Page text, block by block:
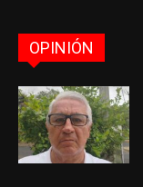
OPINIÓN